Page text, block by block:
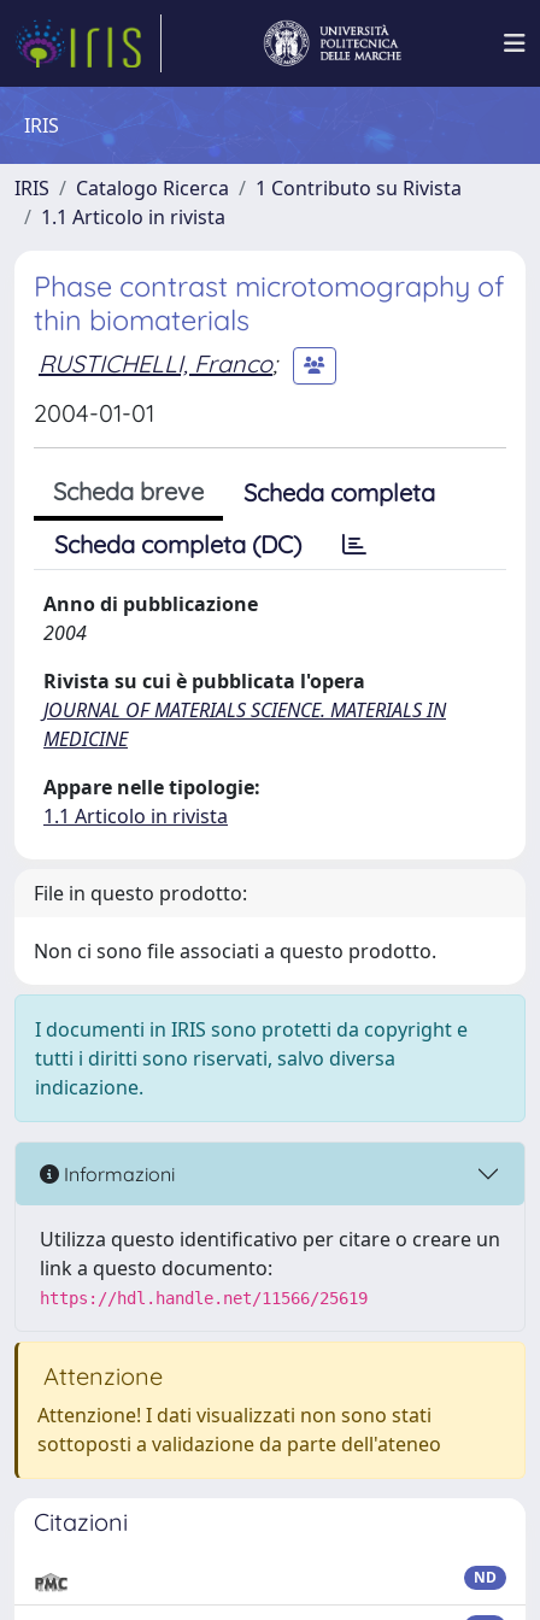
IRIS
IRIS Catalogo Ricerca
1 Contributo su Rivista
1.1 Articolo in rivista
Phase contrast microtomography of
thin biomaterials
RUSTICHELLI, Franco;
2004-01-01
Scheda breve
Scheda completa
Scheda completa (DC)
Anno di pubblicazione
2004
Rivista su cui è pubblicata l'opera
JOURNAL OF MATERIALS SCIENCE. MATERIALS IN
MEDICINE
Appare nelle tipologie:
1.1 Articolo in rivista
File in questo prodotto:
Non ci sono file associati a questo prodotto.
I documenti in IRIS sono protetti da copyright e
tutti i diritti sono riservati, salvo diversa
indicazione.
Informazioni
Utilizza questo identificativo per citare o creare un
link a questo documento:
https://hdl.handle.net/11566/25619
Attenzione
Attenzione! I dati visualizzati non sono stati
sottoposti a validazione da parte dell'ateneo
Citazioni
ND